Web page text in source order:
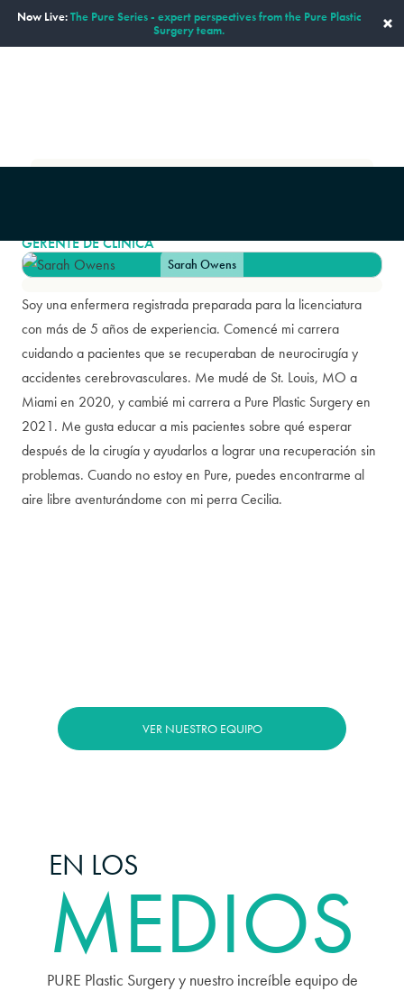
Now Live:The Pure Series - expert perspectives from the Pure Plastic
Surgery team.
×
GERENTE DE CLINICA
Sarah Owens
Soy una enfermera registrada preparada para la licenciatura
con más de 5 años de experiencia. Comencé mi carrera
cuidando a pacientes que se recuperaban de neurocirugía y
accidentes cerebrovasculares. Me mudé de St. Louis, MO a
Miami en 2020, y cambié mi carrera a Pure Plastic Surgery en
2021. Me gusta educar a mis pacientes sobre qué esperar
después de la cirugía y ayudarlos a lograr una recuperación sin
problemas. Cuando no estoy en Pure, puedes encontrarme al
aire libre aventurándome con mi perra Cecilia.
VER NUESTRO EQUIPO
EN LOS
MEDIOS
PURE Plastic Surgery y nuestro increíble equipo de